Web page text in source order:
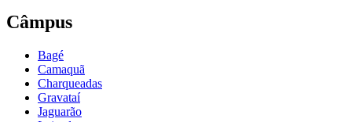
Câmpus
Bagé
Camaquã
Charqueadas
Gravataí
Jaguarão